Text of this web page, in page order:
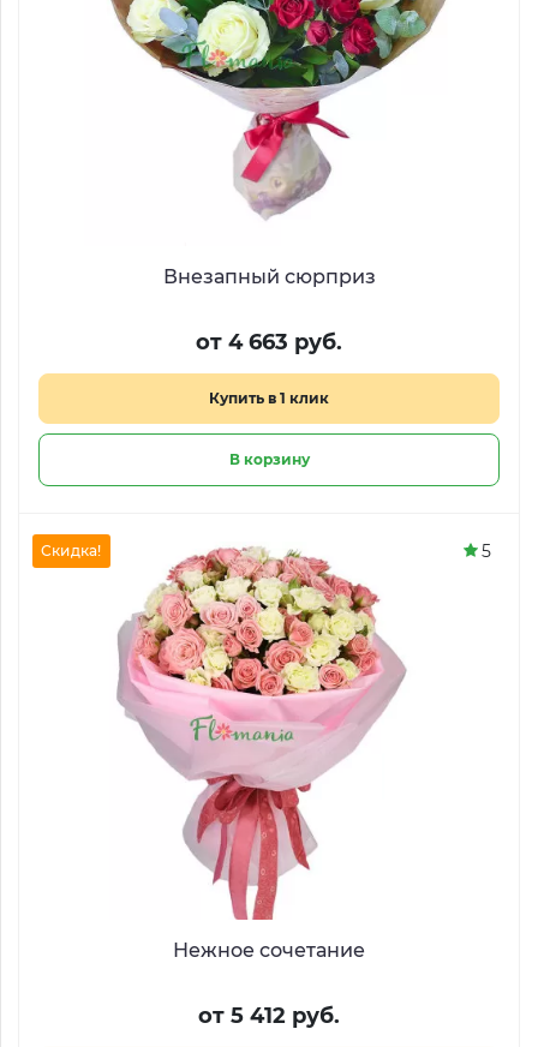
Внезапный сюрприз
от 4 663 руб.
Купить в 1 клик
В корзину
Нежное сочетание
от 5 412 руб.
Скидка! 5